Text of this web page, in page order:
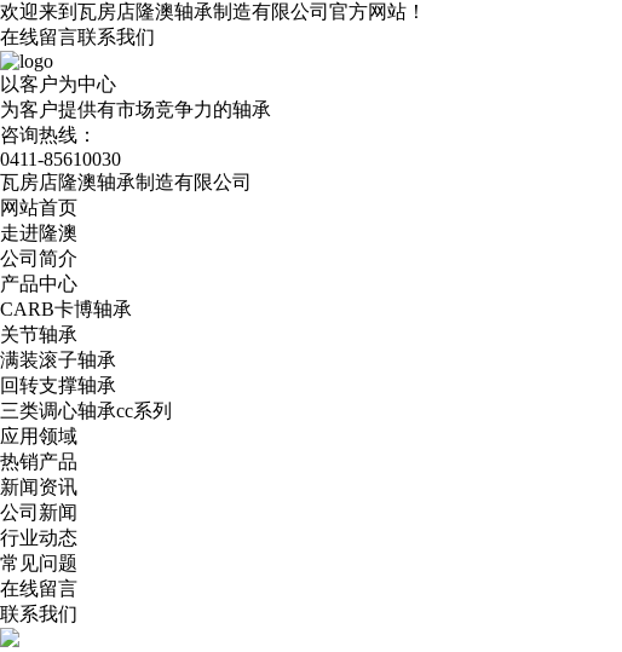
欢迎来到瓦房店隆澳轴承制造有限公司官方网站！
在线留言联系我们
以客户为中心
为客户提供有市场竞争力的轴承
咨询热线：
0411-85610030
瓦房店隆澳轴承制造有限公司
网站首页
走进隆澳
公司简介
产品中心
CARB卡博轴承
关节轴承
满装滚子轴承
回转支撑轴承
三类调心轴承cc系列
应用领域
热销产品
新闻资讯
公司新闻
行业动态
常见问题
在线留言
联系我们